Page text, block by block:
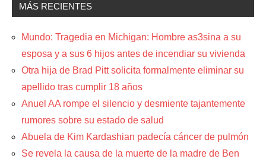
MÁS RECIENTES
Mundo: Tragedia en Michigan: Hombre as3sina a su
esposa y a sus 6 hijos antes de incendiar su vivienda
Otra hija de Brad Pitt solicita formalmente eliminar su
apellido tras cumplir 18 años
Anuel AA rompe el silencio y desmiente tajantemente
rumores sobre su estado de salud
Abuela de Kim Kardashian padecía cáncer de pulmón
Se revela la causa de la muerte de la madre de Ben